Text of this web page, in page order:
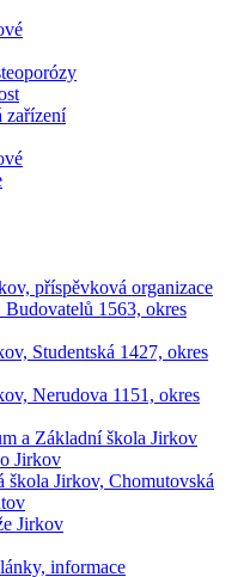
zařízení
příspěvková organizace
1563, okres
Studentská 1427, okres
Nerudova 1151, okres
a Základní škola Jirkov
Jirkov
škola Jirkov, Chomutovská
Jirkov
informace